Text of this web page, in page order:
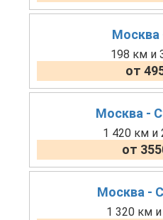
Москва
198 км и
от
Москва -
1 420 км и
от
Москва -
1 320 км